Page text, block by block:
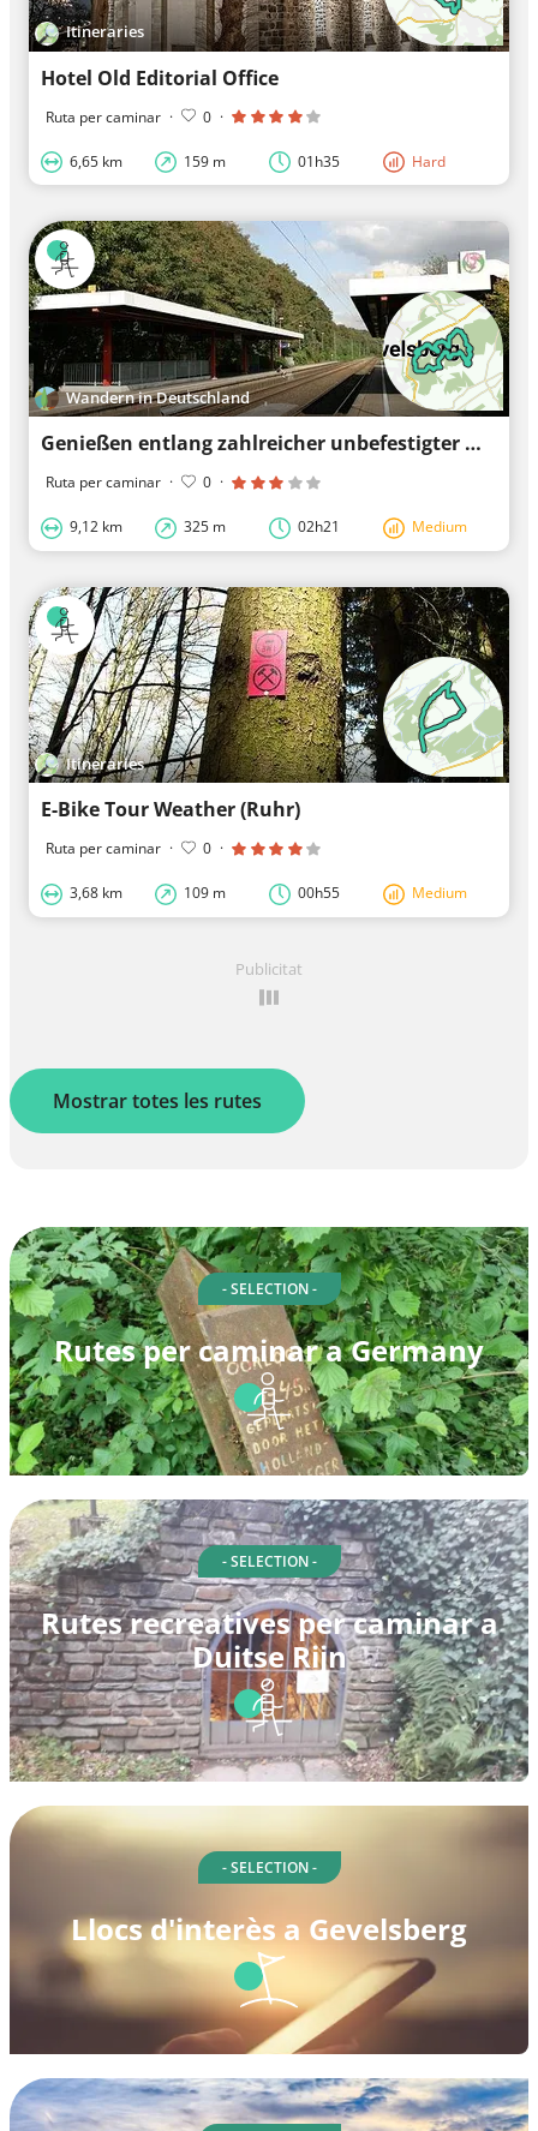
Itineraries
Hotel Old Editorial Office
Ruta per caminar · 0 ·
6,65 km 159 m 01h35 Hard
Wandern in Deutschland
Genießen entlang zahlreicher unbefestigter Wege
Ruta per caminar · 0 ·
9,12 km 325 m 02h21 Medium
Itineraries
E-Bike Tour Weather (Ruhr)
Ruta per caminar · 0 ·
3,68 km 109 m 00h55 Medium
Publicitat
Mostrar totes les rutes
- SELECTION -
Rutes per caminar a Germany
- SELECTION -
Rutes recreatives per caminar a
Duitse Rijn
- SELECTION -
Llocs d'interès a Gevelsberg